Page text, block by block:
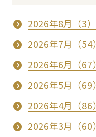
2026年8月（3）
2026年7月（54）
2026年6月（67）
2026年5月（69）
2026年4月（86）
2026年3月（60）